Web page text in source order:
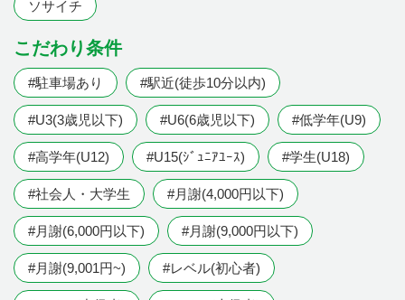
ソサイチ
こだわり条件
#駐車場あり #駅近(徒歩10分以内)
#U3(3歳児以下) #U6(6歳児以下) #低学年(U9)
#高学年(U12) #U15(ｼﾞｭﾆｱﾕｰｽ) #学生(U18)
#社会人・大学生 #月謝(4,000円以下)
#月謝(6,000円以下) #月謝(9,000円以下)
#月謝(9,001円~) #レベル(初心者)